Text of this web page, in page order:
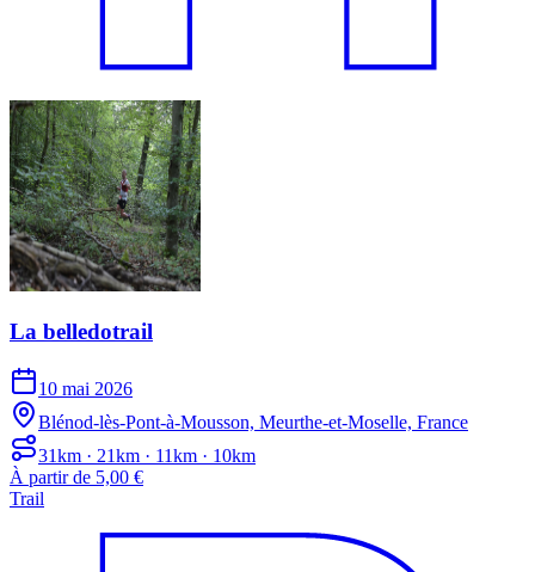
La belledotrail
10 mai 2026
Blénod-lès-Pont-à-Mousson, Meurthe-et-Moselle, France
31km · 21km · 11km · 10km
À partir de 5,00 €
Trail